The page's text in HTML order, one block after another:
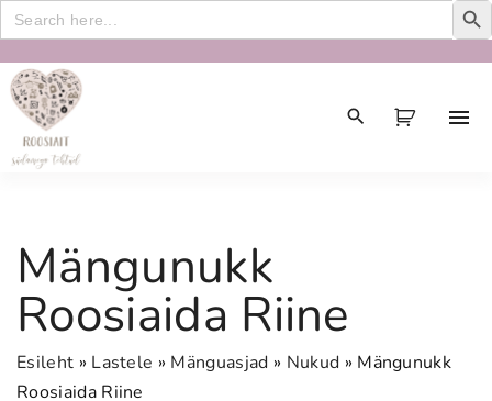
Search
for:
Mängunukk
Roosiaida Riine
Esileht » Lastele » Mänguasjad » Nukud » Mängunukk
Roosiaida Riine